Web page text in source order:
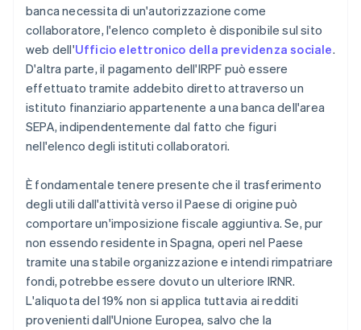
banca necessita di un'autorizzazione come
collaboratore, l'elenco completo è disponibile sul sito
web dell'Ufficio elettronico della previdenza sociale.
D'altra parte, il pagamento dell'IRPF può essere
effettuato tramite addebito diretto attraverso un
istituto finanziario appartenente a una banca dell'area
SEPA, indipendentemente dal fatto che figuri
nell'elenco degli istituti collaboratori.
È fondamentale tenere presente che il trasferimento
degli utili dall'attività verso il Paese di origine può
comportare un'imposizione fiscale aggiuntiva. Se, pur
non essendo residente in Spagna, operi nel Paese
tramite una stabile organizzazione e intendi rimpatriare
fondi, potrebbe essere dovuto un ulteriore IRNR.
L'aliquota del 19% non si applica tuttavia ai redditi
provenienti dall'Unione Europea, salvo che la